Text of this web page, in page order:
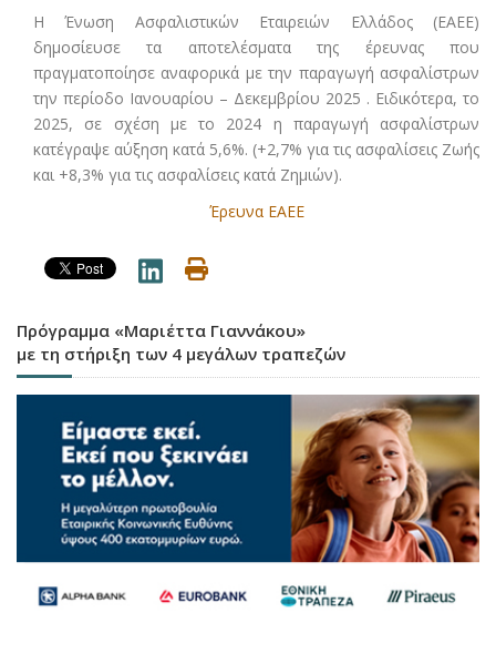
Η Ένωση Ασφαλιστικών Εταιρειών Ελλάδος (ΕΑΕΕ)
δημοσίευσε τα αποτελέσματα της έρευνας που
πραγματοποίησε αναφορικά με την παραγωγή ασφαλίστρων
την περίοδο Ιανουαρίου – Δεκεμβρίου 2025 . Ειδικότερα, το
2025, σε σχέση με το 2024 η παραγωγή ασφαλίστρων
κατέγραψε αύξηση κατά 5,6%. (+2,7% για τις ασφαλίσεις Ζωής
και +8,3% για τις ασφαλίσεις κατά Ζημιών).
Έρευνα ΕΑΕΕ
Πρόγραμμα «Μαριέττα Γιαννάκου»
με τη στήριξη των 4 μεγάλων τραπεζών